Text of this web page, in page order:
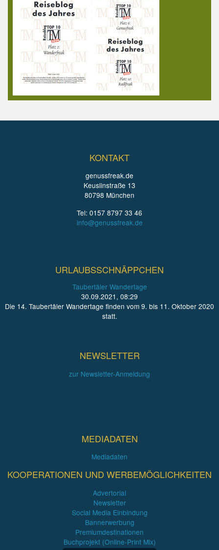
KONTAKT
genussfreak.de
Keuslinstraße 13
80798 München
Tel: 0157 8797 33 46
info@genussfreak.de
URLAUBSSCHNÄPPCHEN
Taubertäler Wandertage
30.09.2021, 08:29
Die 14. Taubertäler Wandertage finden vom 9. bis 11. Oktober 2020
statt.
NEWSLETTER
zur Newsletter-Anmeldung
MEDIADATEN
Mediadaten
KOOPERATIONEN UND WERBEMÖGLICHKEITEN
Advertorial
Newsletter
Social Media Einbindung
Bannerwerbung
Premiumdestinationen
Buchprojekt (Online-Print Mix)